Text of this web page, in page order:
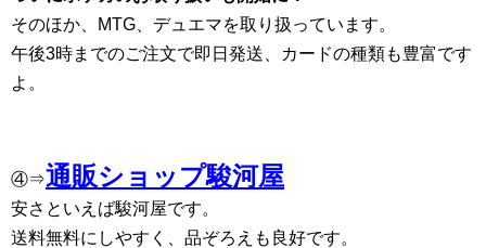
そのほか、MTG、デュエマを取り扱っています。
午後3時までのご注文で即日発送、カードの種類も豊富です
よ。
④⇒通販ショップ駿河屋
安さといえば駿河屋です。
送料無料にしやすく、品ぞろえも良好です。